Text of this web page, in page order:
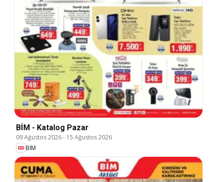
BİM - Katalog Pazar
09 Ağustos 2026- 15 Ağustos 2026
BİM